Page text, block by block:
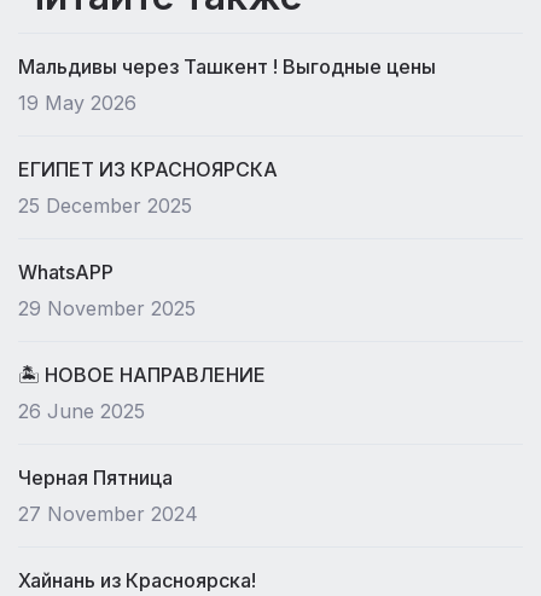
Мальдивы через Ташкент ! Выгодные цены
19 May 2026
ЕГИПЕТ ИЗ КРАСНОЯРСКА
25 December 2025
WhatsAPP
29 November 2025
🏝 НОВОЕ НАПРАВЛЕНИЕ
26 June 2025
Черная Пятница
27 November 2024
Хайнань из Красноярска!